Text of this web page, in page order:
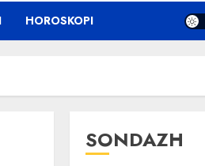
HOROSKOPI
SONDAZH